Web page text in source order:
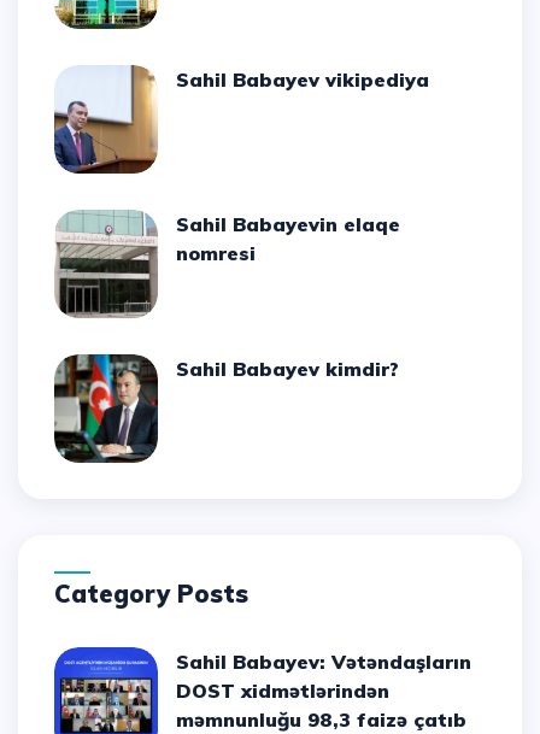
Sahil Babayev vikipediya
Sahil Babayevin elaqe
nomresi
Sahil Babayev kimdir?
Category Posts
Sahil Babayev: Vətəndaşların
DOST xidmətlərindən
məmnunluğu 98,3 faizə çatıb